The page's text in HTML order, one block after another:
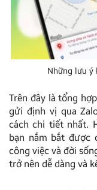
Những lưu ý
Trên đây là tổng
gửi định vị qua
cách chi tiết nhất.
bạn nắm bắt được
công việc và đời
trở nên dễ dàng và